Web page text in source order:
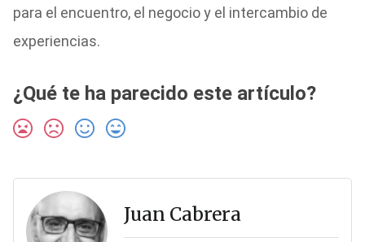
para el encuentro, el negocio y el intercambio de
experiencias.
¿Qué te ha parecido este artículo?
Juan Cabrera